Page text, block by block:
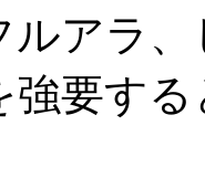
ルアラ
強要す